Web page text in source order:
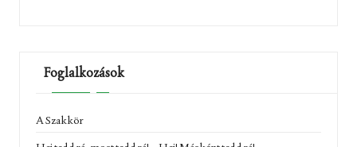
Foglalkozások
A Szakkör